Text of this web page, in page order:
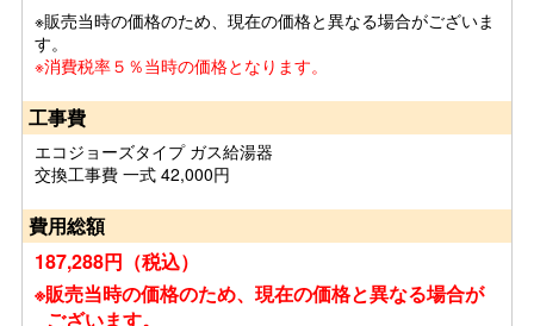
※販売当時の価格のため、現在の価格と異なる場合がございま
す。
※消費税率５％当時の価格となります。
工事費
エコジョーズタイプ ガス給湯器
交換工事費 一式 42,000円
費用総額
187,288円（税込）
※販売当時の価格のため、現在の価格と異なる場合が
ございます。